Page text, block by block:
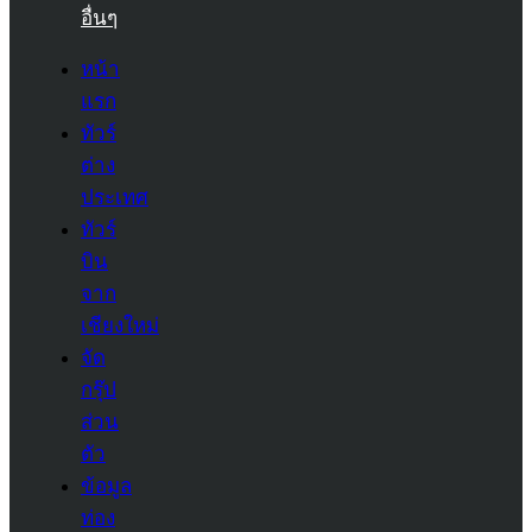
อื่นๆ
หน้า
แรก
ทัวร์
ต่าง
ประเทศ
ทัวร์
บิน
จาก
เชียงใหม่
จัด
กรุ๊ป
ส่วน
ตัว
ข้อมูล
ท่อง